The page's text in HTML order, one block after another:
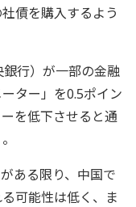
債を購入するよう
行）が一部の金融
ター」を0.5ポイン
を低下させると通
ある限り、中国で
可能性は低く、ま